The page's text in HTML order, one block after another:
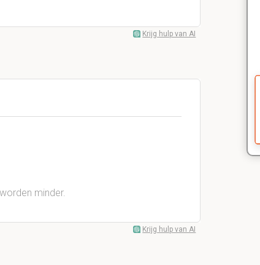
Krijg hulp van AI
minder.
Krijg hulp van AI